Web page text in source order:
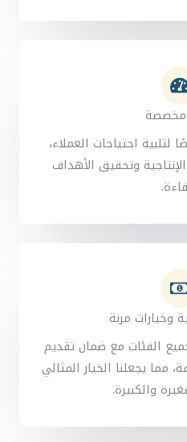
مخصصة
احتياجات العملاء،
وتحقيق الأهداف
وخيارات مرنة
الفئات مع ضمان تقديم
مما يجعلنا الخيار المثالي
والكبيرة.